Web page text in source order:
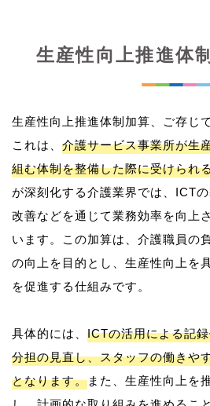
生産性向上推進体
生産性向上推進体制加算、ご存じ
これは、 介護サービス事業所が生
組む体制を整備した際に受けられ
が深刻化する介護業界では、ICT
改善などを通じて業務効率を向上
います。この加算は、介護職員の
の向上を目的とし、生産性向上を
を促進する仕組みです。
具体的には、 ICTの活用による記
分担の見直し、スタッフの働きや
となります。また、生産性向上を